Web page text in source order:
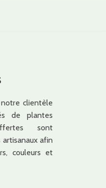
clientèle
de plantes
sont
afin
couleurs et